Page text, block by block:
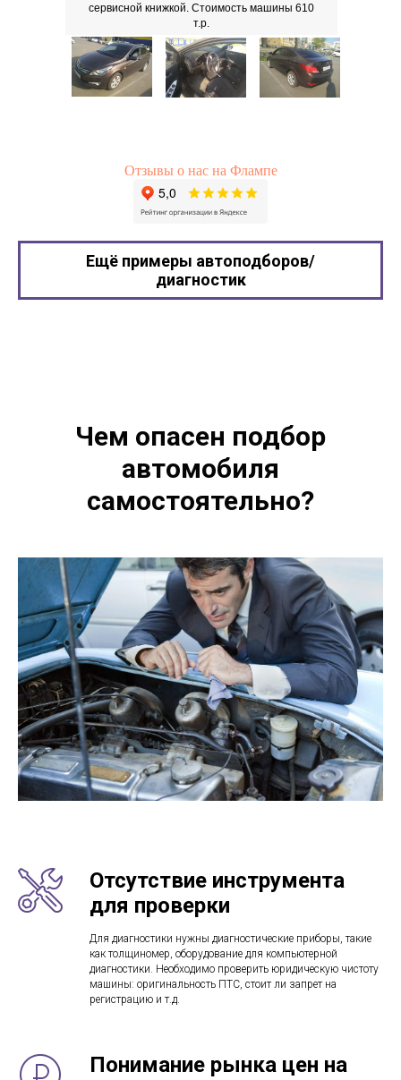
сервисной книжкой. Стоимость машины 610
т.р.
Отзывы о нас на Флампе
Ещё примеры автоподборов/
диагностик
Чем опасен подбор
автомобиля
самостоятельно?
Отсутствие инструмента
для проверки
Для диагностики нужны диагностические приборы, такие
как толщиномер, оборудование для компьютерной
диагностики. Необходимо проверить юридическую чистоту
машины: оригинальность ПТС, стоит ли запрет на
регистрацию и т.д.
Понимание рынка цен на